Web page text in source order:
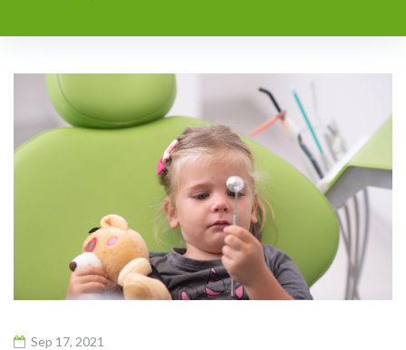
Month:
September
2021
Sep 17, 2021